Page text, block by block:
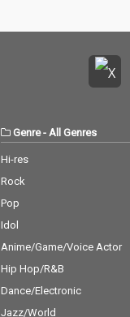
Genre- All Genres
Hi-res
Rock
Pop
Idol
Anime/Game/Voice Actor
Hip Hop/R&B
Dance/Electronic
Jazz/World